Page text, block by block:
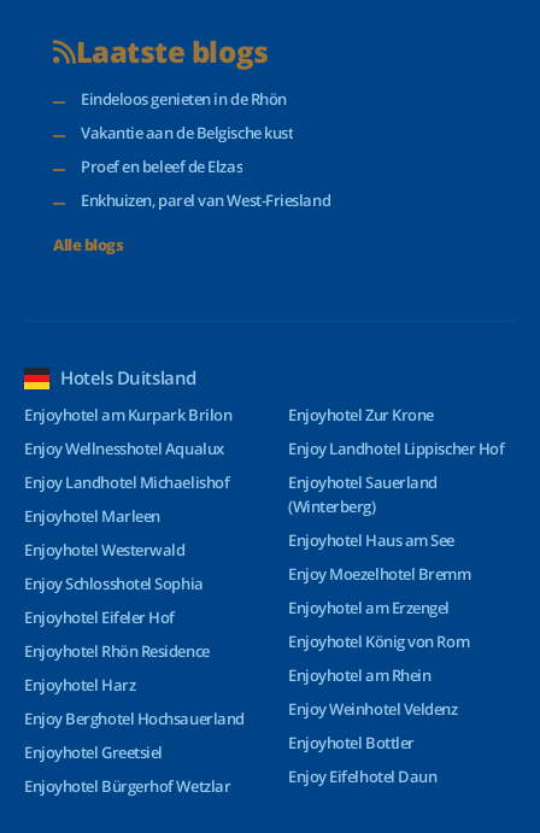
Laatste blogs
Eindeloos genieten in de Rhön
Vakantie aan de Belgische kust
Proef en beleef de Elzas
Enkhuizen, parel van West-Friesland
Alle blogs
Hotels Duitsland
Enjoyhotel am Kurpark Brilon
Enjoy Wellnesshotel Aqualux
Enjoy Landhotel Michaelishof
Enjoyhotel Marleen
Enjoyhotel Westerwald
Enjoy Schlosshotel Sophia
Enjoyhotel Eifeler Hof
Enjoyhotel Rhön Residence
Enjoyhotel Harz
Enjoy Berghotel Hochsauerland
Enjoyhotel Greetsiel
Enjoyhotel Bürgerhof Wetzlar
Enjoyhotel Zur Krone
Enjoy Landhotel Lippischer Hof
Enjoyhotel Sauerland
(Winterberg)
Enjoyhotel Haus am See
Enjoy Moezelhotel Bremm
Enjoyhotel am Erzengel
Enjoyhotel König von Rom
Enjoyhotel am Rhein
Enjoy Weinhotel Veldenz
Enjoyhotel Bottler
Enjoy Eifelhotel Daun